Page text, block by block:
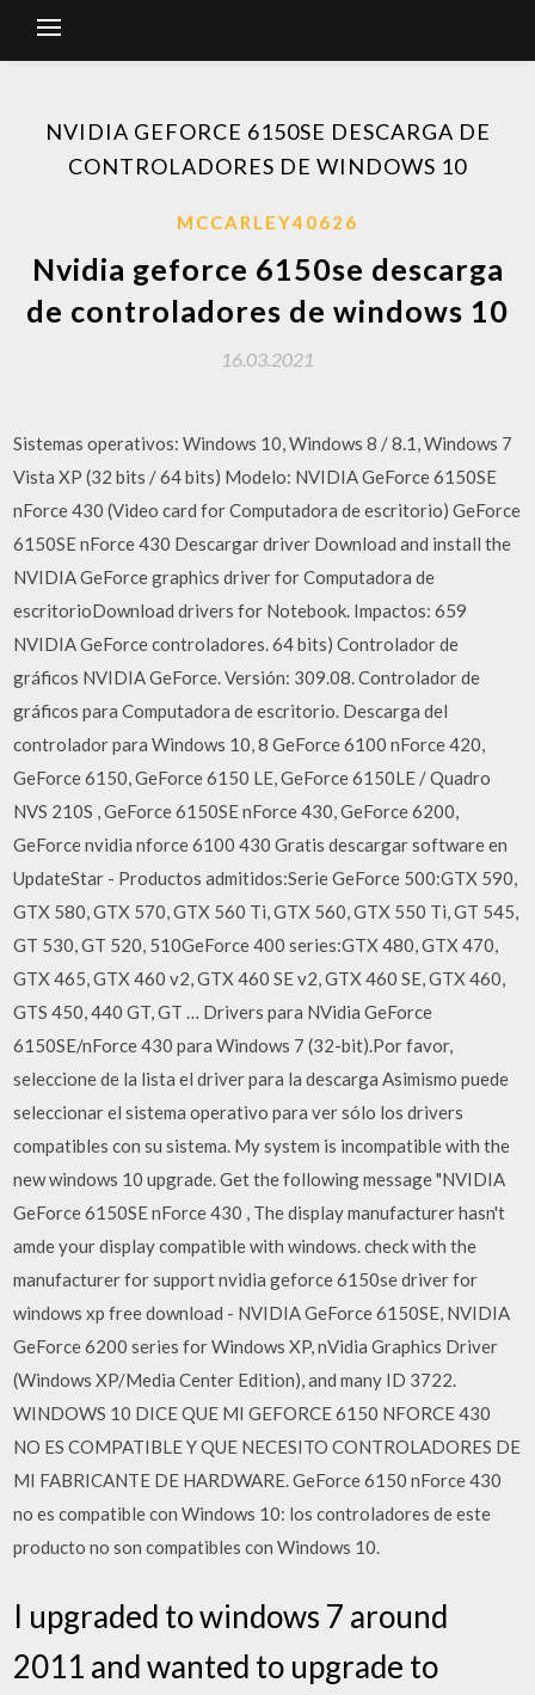
NVIDIA GEFORCE 6150SE DESCARGA DE
CONTROLADORES DE WINDOWS 10
MCCARLEY40626
Nvidia geforce 6150se descarga
de controladores de windows 10
16.03.2021
Sistemas operativos: Windows 10, Windows 8 / 8.1, Windows 7
Vista XP (32 bits / 64 bits) Modelo: NVIDIA GeForce 6150SE
nForce 430 (Video card for Computadora de escritorio) GeForce
6150SE nForce 430 Descargar driver Download and install the
NVIDIA GeForce graphics driver for Computadora de
escritorioDownload drivers for Notebook. Impactos: 659
NVIDIA GeForce controladores. 64 bits) Controlador de
gráficos NVIDIA GeForce. Versión: 309.08. Controlador de
gráficos para Computadora de escritorio. Descarga del
controlador para Windows 10, 8 GeForce 6100 nForce 420,
GeForce 6150, GeForce 6150 LE, GeForce 6150LE / Quadro
NVS 210S , GeForce 6150SE nForce 430, GeForce 6200,
GeForce nvidia nforce 6100 430 Gratis descargar software en
UpdateStar - Productos admitidos:Serie GeForce 500:GTX 590,
GTX 580, GTX 570, GTX 560 Ti, GTX 560, GTX 550 Ti, GT 545,
GT 530, GT 520, 510GeForce 400 series:GTX 480, GTX 470,
GTX 465, GTX 460 v2, GTX 460 SE v2, GTX 460 SE, GTX 460,
GTS 450, 440 GT, GT … Drivers para NVidia GeForce
6150SE/nForce 430 para Windows 7 (32-bit).Por favor,
seleccione de la lista el driver para la descarga Asimismo puede
seleccionar el sistema operativo para ver sólo los drivers
compatibles con su sistema. My system is incompatible with the
new windows 10 upgrade. Get the following message "NVIDIA
GeForce 6150SE nForce 430 , The display manufacturer hasn't
amde your display compatible with windows. check with the
manufacturer for support nvidia geforce 6150se driver for
windows xp free download - NVIDIA GeForce 6150SE, NVIDIA
GeForce 6200 series for Windows XP, nVidia Graphics Driver
(Windows XP/Media Center Edition), and many ID 3722.
WINDOWS 10 DICE QUE MI GEFORCE 6150 NFORCE 430
NO ES COMPATIBLE Y QUE NECESITO CONTROLADORES DE
MI FABRICANTE DE HARDWARE. GeForce 6150 nForce 430
no es compatible con Windows 10: los controladores de este
producto no son compatibles con Windows 10.
I upgraded to windows 7 around
2011 and wanted to upgrade to